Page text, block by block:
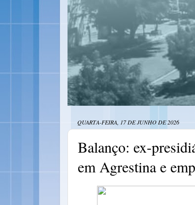
QUARTA-FEIRA, 17 DE JUNHO DE 2026
Balanço: ex-
em Agrestina e